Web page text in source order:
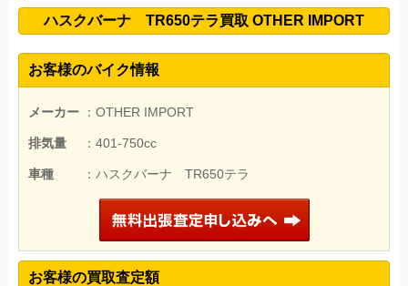
ハスクバーナ TR650テラ買取 OTHER IMPORT
お客様のバイク情報
メーカー ：OTHER IMPORT
排気量 ：401-750cc
車種 ：ハスクバーナ TR650テラ
お客様の買取査定額